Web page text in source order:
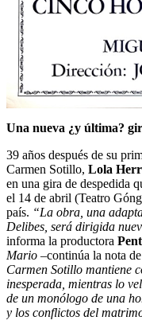
Una nueva ¿y última?
39 años después de su
Carmen Sotillo, Lola
en una gira de despedida
el 14 de abril (Teatro
país. “La obra, una
Delibes, será dirigida
informa la productora
Mario –continúa la nota
Carmen Sotillo mantiene
inesperada, mientras lo
de un monólogo de una
y los conflictos del